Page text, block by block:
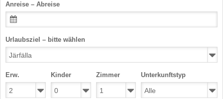
Anreise – Abreise
Urlaubsziel – bitte wählen
Erw. Kinder Zimmer Unterkunftstyp